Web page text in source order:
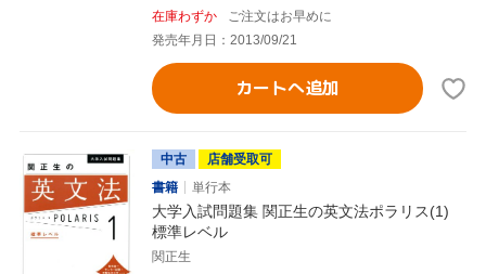
在庫わずか
ご注文はお早めに
発売年月日：2013/09/21
カートへ追加
中古
店舗受取可
書籍
単行本
大学入試問題集 関正生の英文法ポラリス(1)
標準レベル
関正生